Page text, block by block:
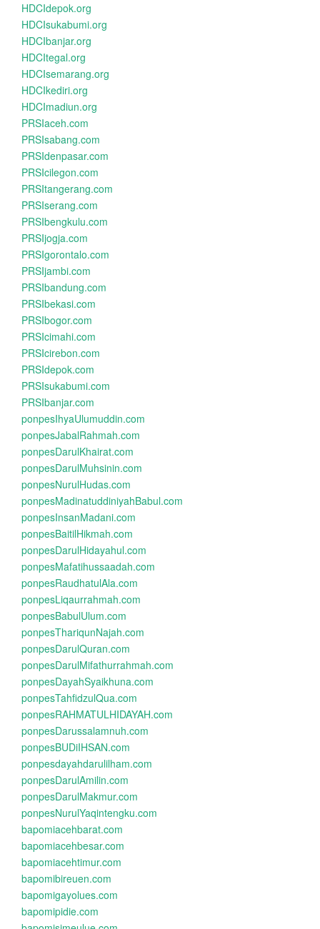
HDCIdepok.org
HDCIsukabumi.org
HDCIbanjar.org
HDCItegal.org
HDCIsemarang.org
HDCIkediri.org
HDCImadiun.org
PRSIaceh.com
PRSIsabang.com
PRSIdenpasar.com
PRSIcilegon.com
PRSItangerang.com
PRSIserang.com
PRSIbengkulu.com
PRSIjogja.com
PRSIgorontalo.com
PRSIjambi.com
PRSIbandung.com
PRSIbekasi.com
PRSIbogor.com
PRSIcimahi.com
PRSIcirebon.com
PRSIdepok.com
PRSIsukabumi.com
PRSIbanjar.com
ponpesIhyaUlumuddin.com
ponpesJabalRahmah.com
ponpesDarulKhairat.com
ponpesDarulMuhsinin.com
ponpesNurulHudas.com
ponpesMadinatuddiniyahBabul.com
ponpesInsanMadani.com
ponpesBaitilHikmah.com
ponpesDarulHidayahul.com
ponpesMafatihussaadah.com
ponpesRaudhatulAla.com
ponpesLiqaurrahmah.com
ponpesBabulUlum.com
ponpesThariqunNajah.com
ponpesDarulQuran.com
ponpesDarulMifathurrahmah.com
ponpesDayahSyaikhuna.com
ponpesTahfidzulQua.com
ponpesRAHMATULHIDAYAH.com
ponpesDarussalamnuh.com
ponpesBUDiIHSAN.com
ponpesdayahdarulilham.com
ponpesDarulAmilin.com
ponpesDarulMakmur.com
ponpesNurulYaqintengku.com
bapomiacehbarat.com
bapomiacehbesar.com
bapomiacehtimur.com
bapomibireuen.com
bapomigayolues.com
bapomipidie.com